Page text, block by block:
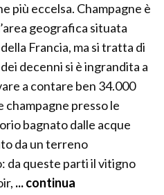
più eccelsa. Champagne è
geografica situata
Francia, ma si tratta di
decenni si è ingrandita a
a contare ben 34.000
champagne presso le
bagnato dalle acque
da un terreno
da queste parti il vitigno
... continua